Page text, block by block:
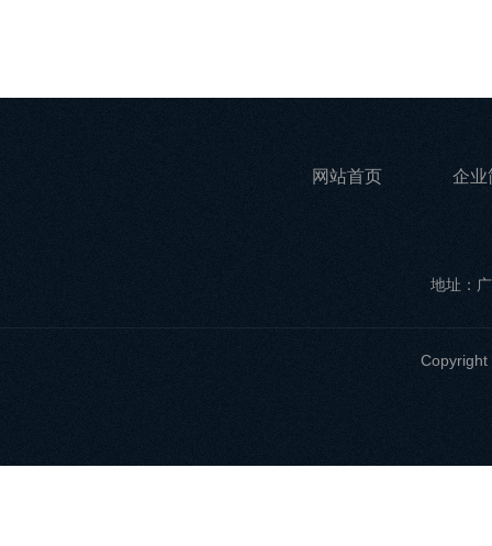
网站首页 企业
地址：